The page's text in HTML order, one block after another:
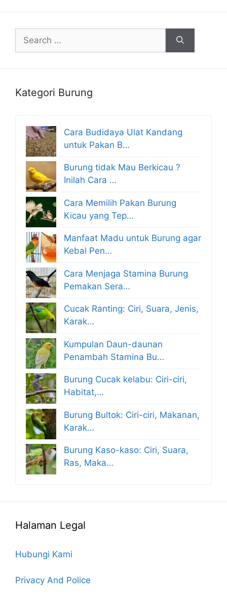
for:
Kategori Burung
Cara Budidaya Ulat Kandang
untuk Pakan B…
Burung tidak Mau Berkicau ?
Inilah Cara …
Cara Memilih Pakan Burung
Kicau yang Tep…
Manfaat Madu untuk Burung agar
Kebal Pen…
Cara Menjaga Stamina Burung
Pemakan Sera…
Cucak Ranting: Ciri, Suara, Jenis,
Karak…
Kumpulan Daun-daunan
Penambah Stamina Bu…
Burung Cucak kelabu: Ciri-ciri,
Habitat,…
Burung Bultok: Ciri-ciri, Makanan,
Karak…
Burung Kaso-kaso: Ciri, Suara,
Ras, Maka…
Halaman Legal
Hubungi Kami
Privacy And Police